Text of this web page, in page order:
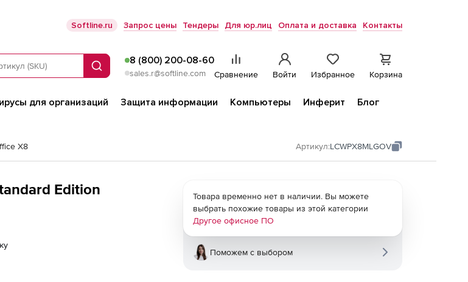
Softline.ru Запрос цены Тендеры Для юр.лиц Оплата и доставка Контакты
Поиск
8 (800) 200-08-60
sales.r@softline.com Сравнение Войти Избранное Корзина
для организаций Защита информации Компьютеры Инферит
Блог
X8 Артикул:LCWPX8MLGOV
Edition
Товара временно нет в наличии. Вы можете
выбрать похожие товары из этой категории
Другое офисное ПО
Поможем с выбором